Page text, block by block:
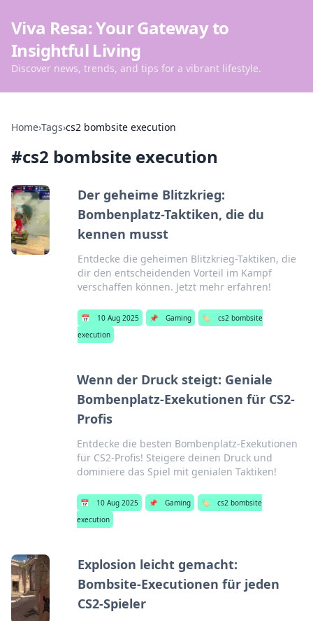
Viva Resa: Your Gateway to
Insightful Living
Discover news, trends, and tips for a vibrant lifestyle.
Home›Tags›cs2 bombsite execution
#cs2 bombsite execution
Der geheime Blitzkrieg:
Bombenplatz-Taktiken, die du
kennen musst
Entdecke die geheimen Blitzkrieg-Taktiken, die
dir den entscheidenden Vorteil im Kampf
verschaffen können. Jetzt mehr erfahren!
📅 10 Aug 2025 📌 Gaming 🏷️
cs2 bombsite
execution
Wenn der Druck steigt: Geniale
Bombenplatz-Exekutionen für CS2-
Profis
Entdecke die besten Bombenplatz-Exekutionen
für CS2-Profis! Steigere deinen Druck und
dominiere das Spiel mit genialen Taktiken!
📅 10 Aug 2025 📌 Gaming 🏷️
cs2 bombsite
execution
Explosion leicht gemacht:
Bombsite-Executionen für jeden
CS2-Spieler